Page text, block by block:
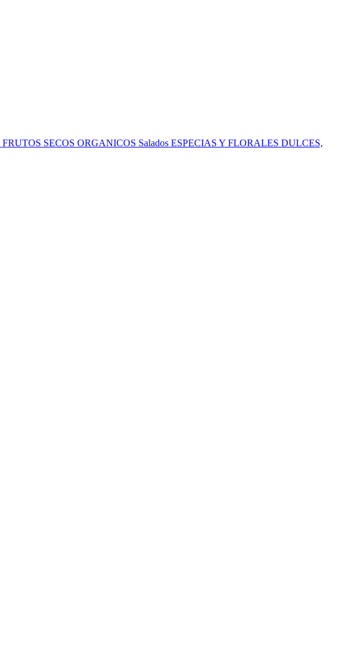
FRUTOS SECOS ORGANICOS Salados ESPECIAS Y FLORALES DULCES,